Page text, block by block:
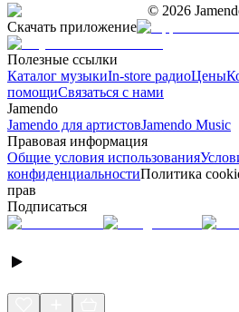
© 2026
Скачать приложение
Полезные ссылки
Каталог музыкиIn-store радиоЦены
помощиСвязаться с нами
Jamendo
Jamendo для артистовJamendo Music
Правовая информация
Общие условия использования
конфиденциальностиПолитика
прав
Подписаться